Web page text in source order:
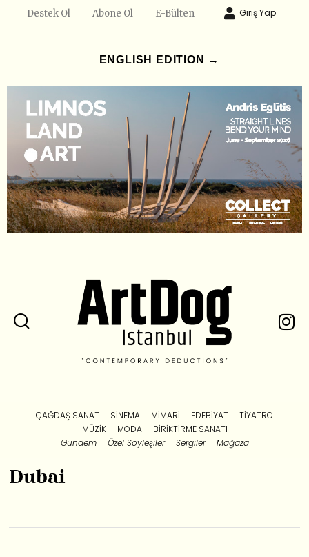
Destek Ol Abone Ol E-Bülten Giriş Yap
ENGLISH EDITION →
ÇAĞDAŞ SANAT SINEMA MIMARI EDEBIYAT
TIYATRO
MÜZIK
MODA
BIRIKTIRME SANATI
Gündem
Özel Söyleşiler Sergiler Mağaza
Dubai